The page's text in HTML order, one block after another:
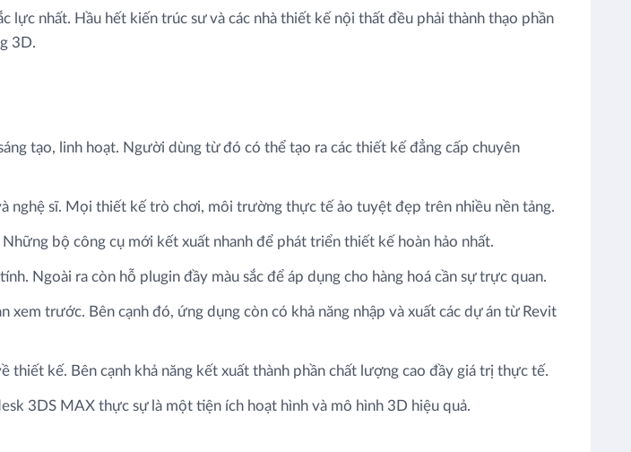
nhất. Hầu hết kiến trúc sư và các nhà thiết kế nội thất đều phải thành thạo phần
3D.
tạo, linh hoạt. Người dùng từ đó có thể tạo ra các thiết kế đẳng cấp chuyên
sĩ. Mọi thiết kế trò chơi, môi trường thực tế ảo tuyệt đẹp trên nhiều nền tảng.
bộ công cụ mới kết xuất nhanh để phát triển thiết kế hoàn hảo nhất.
Ngoài ra còn hỗ plugin đầy màu sắc để áp dụng cho hàng hoá cần sự trực quan.
trước. Bên cạnh đó, ứng dụng còn có khả năng nhập và xuất các dự án từ Revit
kế. Bên cạnh khả năng kết xuất thành phần chất lượng cao đầy giá trị thực tế.
3DS MAX thực sự là một tiện ích hoạt hình và mô hình 3D hiệu quả.